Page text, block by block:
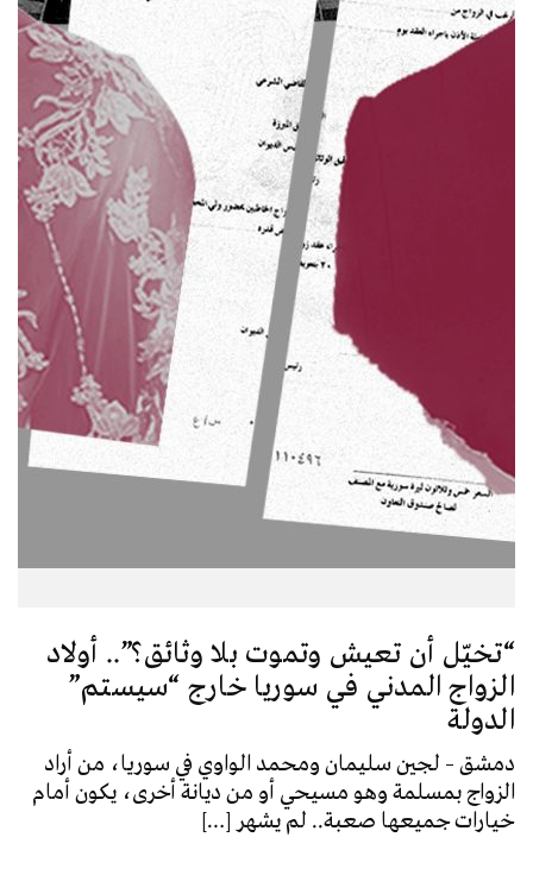
“تخيّل أن تعيش وتموت بلا وثائق؟”.. أولاد
الزواج المدني في سوريا خارج “سيستم”
الدولة
دمشق – لجين سليمان ومحمد الواوي في سوريا، من أراد
الزواج بمسلمة وهو مسيحي أو من ديانة أخرى، يكون أمام
خيارات جميعها صعبة.. لم يشهر […]